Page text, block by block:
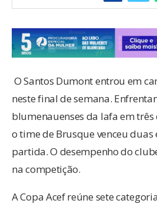
O Santos Dumont entrou em
neste final de semana.
blumenauenses da Iafa em
o time de Brusque venceu
partida. O desempenho do
na competição.
A Copa Acef reúne sete